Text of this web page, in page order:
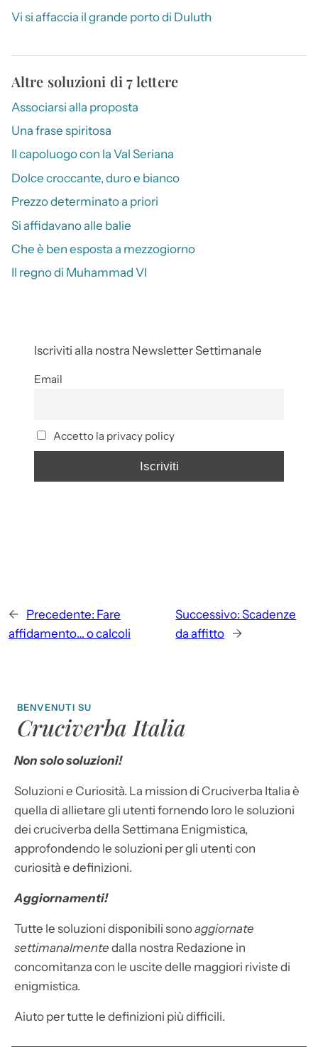
Vi si affaccia il grande porto di Duluth
Altre soluzioni di 7 lettere
Associarsi alla proposta
Una frase spiritosa
Il capoluogo con la Val Seriana
Dolce croccante, duro e bianco
Prezzo determinato a priori
Si affidavano alle balie
Che è ben esposta a mezzogiorno
Il regno di Muhammad VI
Iscriviti alla nostra Newsletter Settimanale
Email
Accetto la privacy policy
← Precedente: Fare
affidamento… o calcoli
Successivo: Scadenze
da affitto →
BENVENUTI SU
Cruciverba Italia
Non solo soluzioni!
Soluzioni e Curiosità. La mission di Cruciverba Italia è
quella di allietare gli utenti fornendo loro le soluzioni
dei cruciverba della Settimana Enigmistica,
approfondendo le soluzioni per gli utenti con
curiosità e definizioni.
Aggiornamenti!
Tutte le soluzioni disponibili sonoaggiornate
settimanalmente dalla nostra Redazione in
concomitanza con le uscite delle maggiori riviste di
enigmistica.
Aiuto per tutte le definizioni più difficili.